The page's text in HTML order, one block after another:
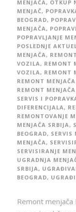
MENJAČA, OTKUP
MENJAČ,
BEOGRAD,
MENJAČA,
POPRAVLJANJE
POSLEDNJE
MENJAČA,
VOZILA, REMONT
VOZILA, REMONT
REMONT
REMONT
SERVIS I
DIFERENCIJALA,
REMONTOVANJE
MENJAČA SRBIJA,
BEOGRAD, SERVIS
MENJAČA,
SERVISIRANJE
UGRADNJA
SRBIJA,
BEOGRAD,
Remont